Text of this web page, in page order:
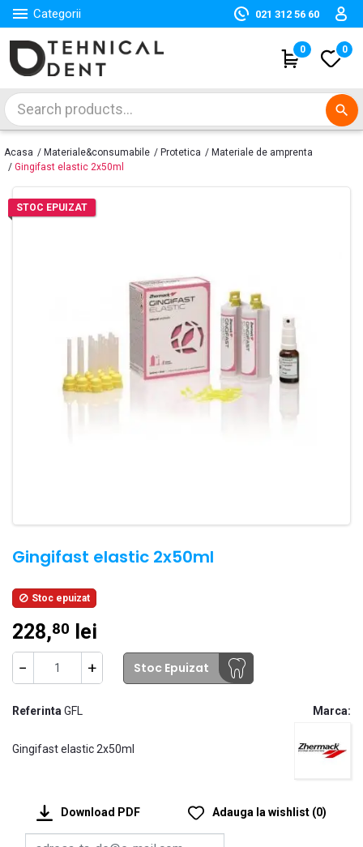
 Categorii 021 312 56 60
0 0
search
Acasa Materiale&consumabile Protetica
Materiale de amprenta
Gingifast elastic 2x50ml
STOC EPUIZAT
Gingifast elastic 2x50ml
 Stoc epuizat
228,80 lei
− + Stoc Epuizat
Marca:
Referinta GFL
Gingifast elastic 2x50ml
Download PDF Adauga la wishlist (0)